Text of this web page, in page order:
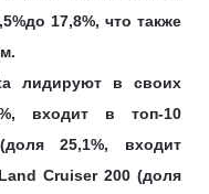
17,8%, что также
лидируют в своих
входит в топ-10
25,1%, входит
Cruiser 200 (доля